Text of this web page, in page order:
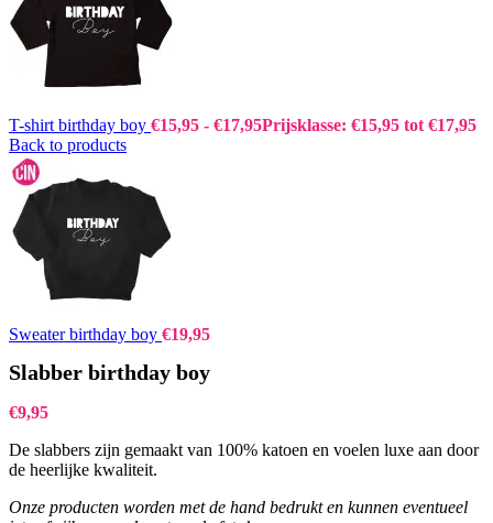
T-shirt birthday boy €15,95 - €17,95Prijsklasse: €15,95 tot €17,95
Back to products
Sweater birthday boy €19,95
Slabber birthday boy
€9,95
De slabbers zijn gemaakt van 100% katoen en voelen luxe aan door
de heerlijke kwaliteit.
Onze producten worden met de hand bedrukt en kunnen eventueel